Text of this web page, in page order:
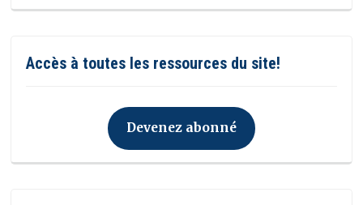
Accès à toutes les ressources du site!
Devenez abonné